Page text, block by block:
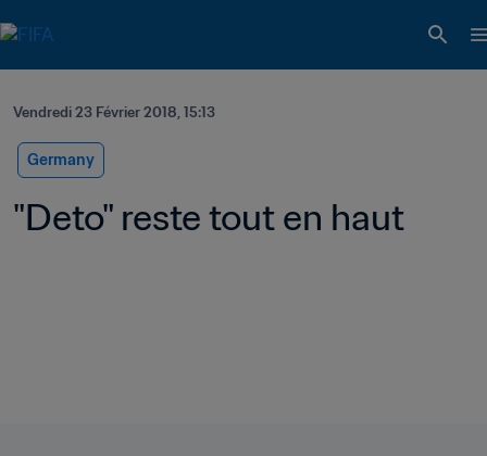
Vendredi 23 Février 2018, 15:13
Germany
"Deto" reste tout en haut